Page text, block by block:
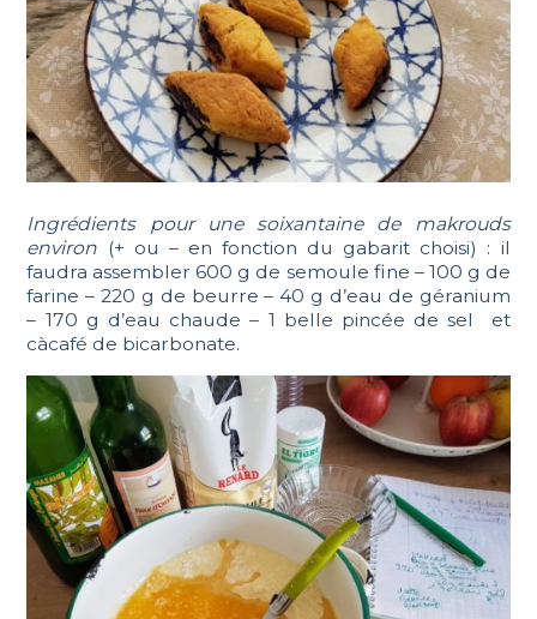
Ingrédients pour une soixantaine de makrouds
environ (+ ou – en fonction du gabarit choisi) : il
faudra assembler 600 g de semoule fine – 100 g de
farine – 220 g de beurre – 40 g d’eau de géranium
– 170 g d’eau chaude – 1 belle pincée de sel et
càcafé de bicarbonate.